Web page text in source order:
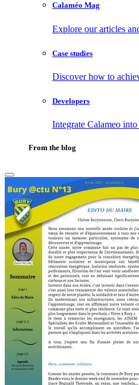
Calaméo Mag
Explore our articles
Case studies
Discover how to
Developers
Integrate Calameo
From the blog